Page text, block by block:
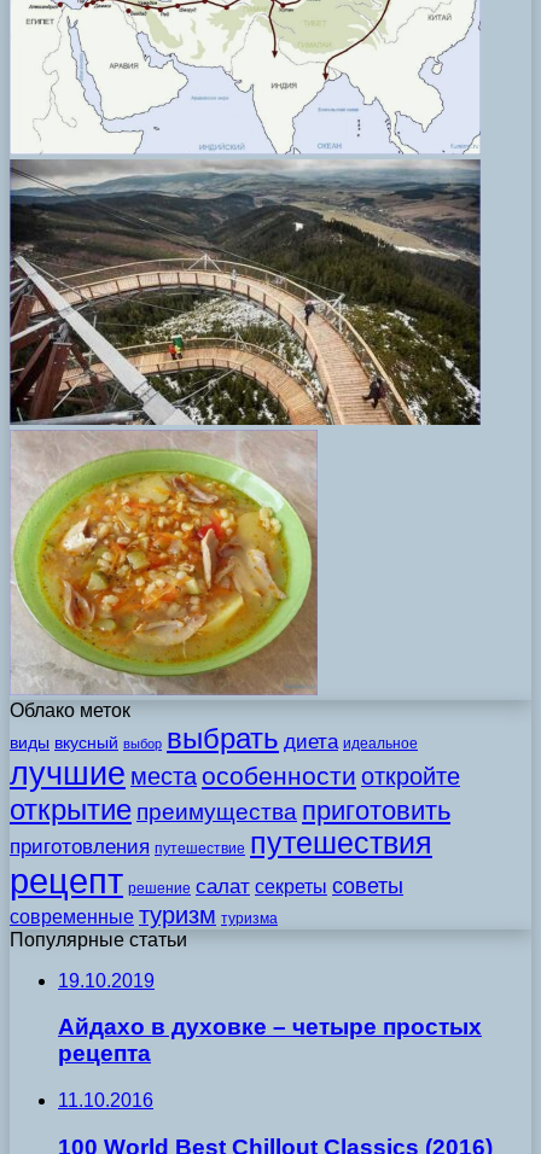
Облако меток
виды вкусный выбор выбрать диета идеальное
лучшие места особенности откройте
открытие преимущества приготовить
приготовления путешествие путешествия
рецепт решение салат секреты советы
современные туризм туризма
Популярные статьи
19.10.2019
Айдахо в духовке – четыре простых
рецепта
11.10.2016
100 World Best Chillout Classics (2016)